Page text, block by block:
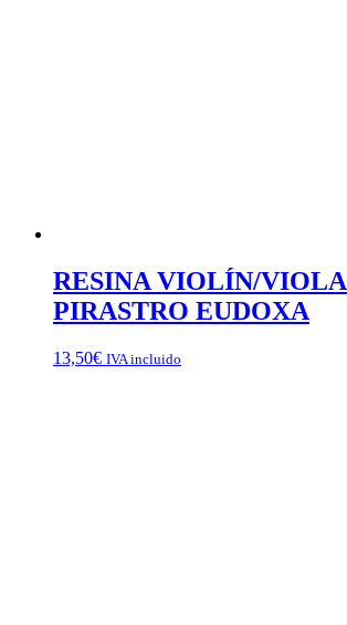
RESINA VIOLÍN/VIOLA
PIRASTRO EUDOXA
13,50€ IVA incluido